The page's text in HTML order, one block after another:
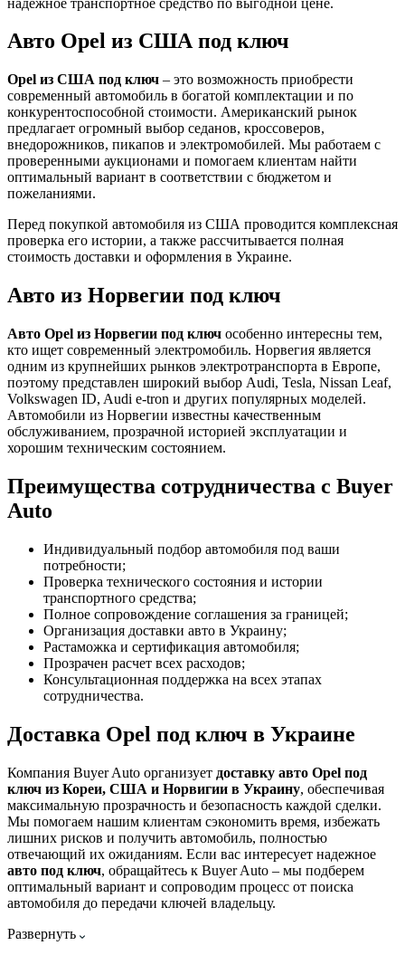
Авто Opel из США под ключ
Opel из США под ключ – это возможность приобрести
современный автомобиль в богатой комплектации и по
конкурентоспособной стоимости. Американский рынок
предлагает огромный выбор седанов, кроссоверов,
внедорожников, пикапов и электромобилей. Мы работаем с
проверенными аукционами и помогаем клиентам найти
оптимальный вариант в соответствии с бюджетом и
пожеланиями.
Перед покупкой автомобиля из США проводится комплексная
проверка его истории, а также рассчитывается полная
стоимость доставки и оформления в Украине.
Авто из Норвегии под ключ
Авто Opel из Норвегии под ключ особенно интересны тем,
кто ищет современный электромобиль. Норвегия является
одним из крупнейших рынков электротранспорта в Европе,
поэтому представлен широкий выбор Audi, Tesla, Nissan Leaf,
Volkswagen ID, Audi e-tron и других популярных моделей.
Автомобили из Норвегии известны качественным
обслуживанием, прозрачной историей эксплуатации и
хорошим техническим состоянием.
Преимущества сотрудничества с Buyer
Auto
Индивидуальный подбор автомобиля под ваши
потребности;
Проверка технического состояния и истории
транспортного средства;
Полное сопровождение соглашения за границей;
Организация доставки авто в Украину;
Растаможка и сертификация автомобиля;
Прозрачен расчет всех расходов;
Консультационная поддержка на всех этапах
сотрудничества.
Доставка Opel под ключ в Украине
Компания Buyer Auto организует доставку авто Opel под
ключ из Кореи, США и Норвигии в Украину, обеспечивая
максимальную прозрачность и безопасность каждой сделки.
Мы помогаем нашим клиентам сэкономить время, избежать
лишних рисков и получить автомобиль, полностью
отвечающий их ожиданиям. Если вас интересует надежное
авто под ключ, обращайтесь к Buyer Auto – мы подберем
оптимальный вариант и сопроводим процесс от поиска
автомобиля до передачи ключей владельцу.
Развернуть